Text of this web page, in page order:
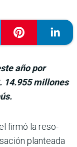
año por
14.955 millones
firmó la reso­
planteada